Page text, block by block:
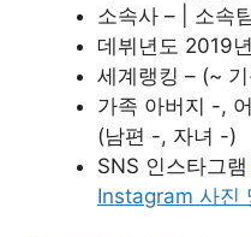
소속사 – | 소속
데뷔년도 2019년
세계랭킹 – (~
가족 아버지 -,
(남편 -, 자녀 -)
SNS 인스타그램
Instagram 사진